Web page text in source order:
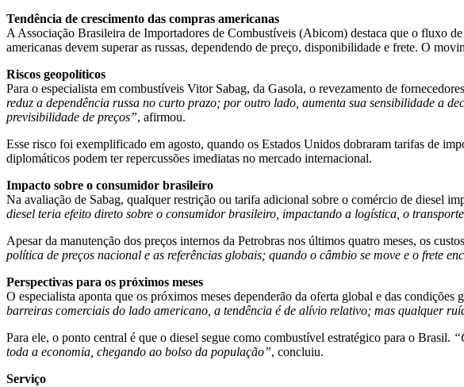
Tendência de crescimento das compras americanas
A Associação Brasileira de Importadores de Combustíveis (Abicom) destaca que o fluxo
americanas devem superar as russas, dependendo de preço, disponibilidade e frete. O
Riscos geopolíticos
Para o especialista em combustíveis Vitor Sabag, da Gasola, o revezamento de
reduz a dependência russa no curto prazo; por outro lado, aumenta sua sensibilidade a
previsibilidade de preços”, afirmou.
Esse risco foi exemplificado em agosto, quando os Estados Unidos dobraram tarifas de
diplomáticos podem ter repercussões imediatas no mercado internacional.
Impacto sobre o consumidor brasileiro
Na avaliação de Sabag, qualquer restrição ou tarifa adicional sobre o comércio de diesel
diesel teria efeito direto sobre o consumidor brasileiro, impactando a logística, o
Apesar da manutenção dos preços internos da Petrobras nos últimos quatro meses, os
política de preços nacional e as referências globais; quando o câmbio se move e o frete
Perspectivas para os próximos meses
O especialista aponta que os próximos meses dependerão da oferta global e das condições
barreiras comerciais do lado americano, a tendência é de alívio relativo; mas qualquer
Para ele, o ponto central é que o diesel segue como combustível estratégico para o Brasil.
toda a economia, chegando ao bolso da população”, concluiu.
Serviço